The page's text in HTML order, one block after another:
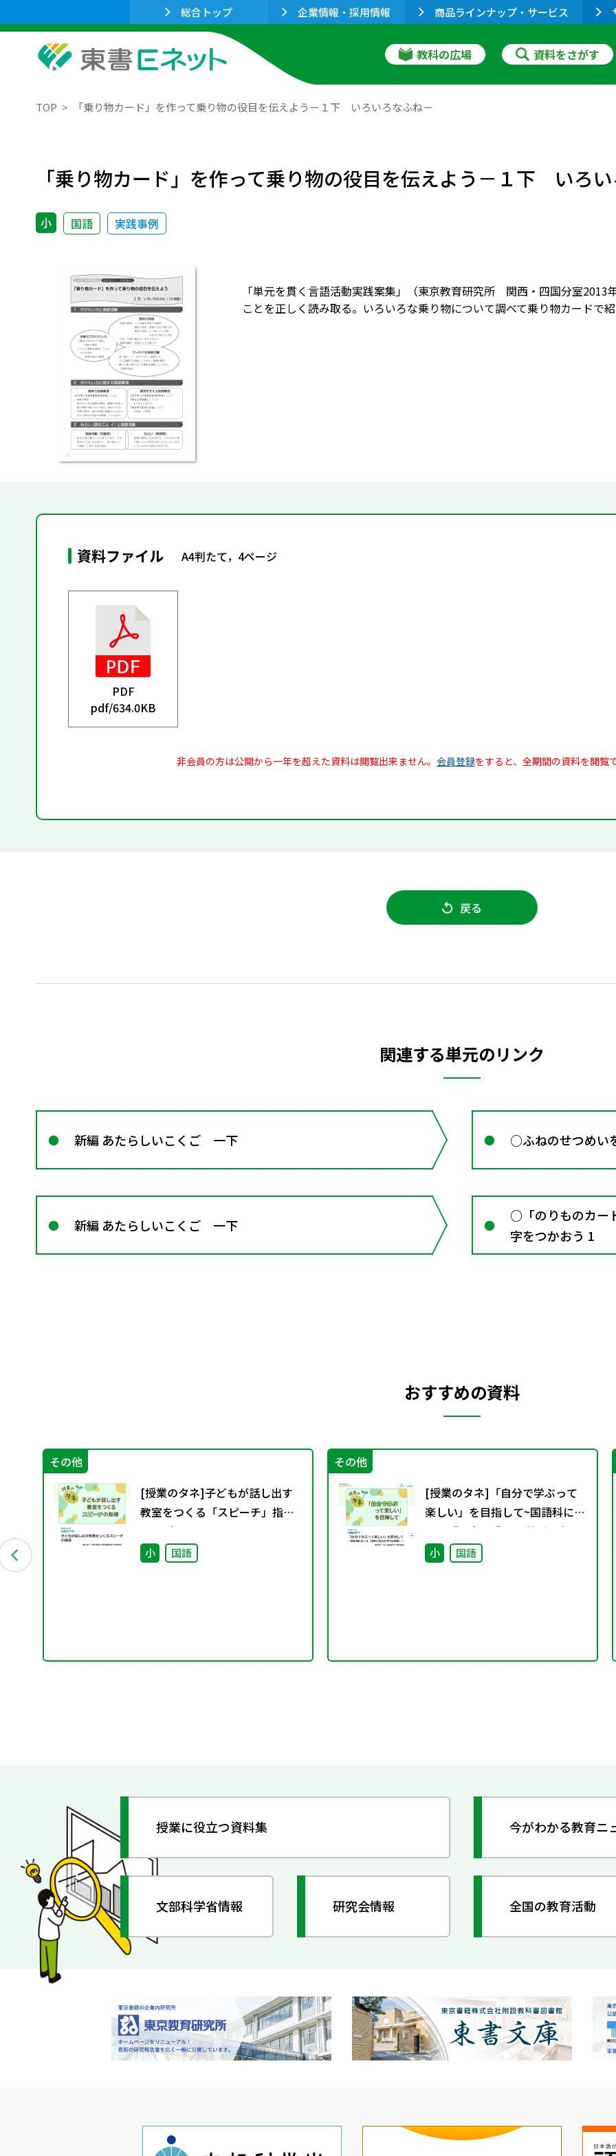
総合トップ 企業情報・採用情報 商品ラインナップ・サービス
教科の広場 資料をさがす
TOP 「乗り物カード」を作って乗り物の役目を伝えよう－１下 いろいろなふね－
「乗り物カード」を作って乗り物の役目を伝えよう－１下 いろ
小 国語 実践事例
「単元を貫く言語活動実践案集」（東京教育研究所 関西・四国分室2013
ことを正しく読み取る。いろいろな乗り物について調べて乗り物カードで紹
資料ファイル A4判たて，4ページ
PDF
pdf/634.0KB
非会員の方は公開から一年を超えた資料は閲覧出来ません。 会員登録をすると、全期間の資料を閲覧
戻る
関連する単元のリンク
新編 あたらしいこくご 一下 ○ふねのせつめい
新編 あたらしいこくご 一下
○「のりものカー
字をつかおう 1
おすすめの資料
その他
[授業のタネ]子どもが話し出す
教室をつくる「スピーチ」指導
アイディア
小 国語
その他
[授業のタネ]「自分で学ぶって
楽しい」を目指して~国語科にお
ける「児童に委ねる学びの実
践」~
小 国語
授業に役立つ資料集 今がわかる教育ニ
文部科学省情報 研究会情報 全国の教育活動